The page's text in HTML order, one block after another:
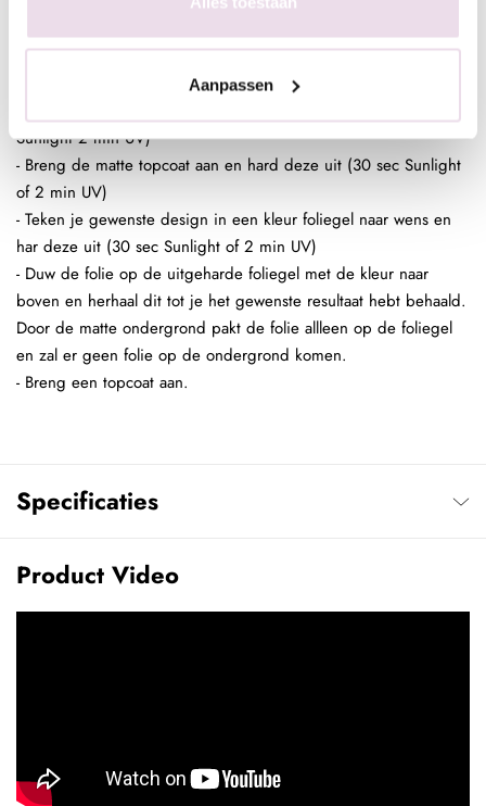
Aanpassen
Nagel Folie Design:
- Bereid de (kunst)nagel voor zoals gebruikelijk
- Breng een laag Be Jeweled Gelpolish, Urban Nails Colorgel of
Sunlight 2 min UV)
- Breng de matte topcoat aan en hard deze uit (30 sec Sunlight
of 2 min UV)
- Teken je gewenste design in een kleur foliegel naar wens en
har deze uit (30 sec Sunlight of 2 min UV)
- Duw de folie op de uitgeharde foliegel met de kleur naar
boven en herhaal dit tot je het gewenste resultaat hebt behaald.
Door de matte ondergrond pakt de folie allleen op de foliegel
en zal er geen folie op de ondergrond komen.
- Breng een topcoat aan.
Specificaties
Product Video